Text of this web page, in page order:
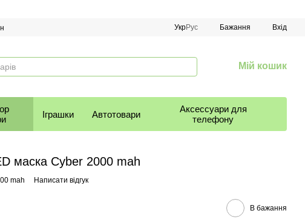
УкрРус Бажання Вхід
Мій кошик
Іграшки Автотовари
Аксессуари для
телефону
маска Cyber ​​2000 mah
mah Написати відгук
В бажання